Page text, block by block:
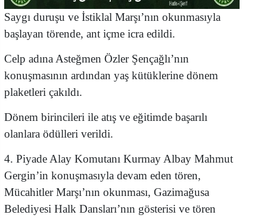
Saygı duruşu ve İstiklal Marşı’nın okunmasıyla
başlayan törende, ant içme icra edildi.
Celp adına Asteğmen Özler Şençağlı’nın
konuşmasının ardından yaş kütüklerine dönem
plaketleri çakıldı.
Dönem birincileri ile atış ve eğitimde başarılı
olanlara ödülleri verildi.
4. Piyade Alay Komutanı Kurmay Albay Mahmut
Gergin’in konuşmasıyla devam eden tören,
Mücahitler Marşı’nın okunması, Gazimağusa
Belediyesi Halk Dansları’nın gösterisi ve tören